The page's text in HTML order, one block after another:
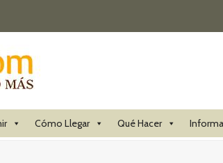
Cómo Llegar Qué Hacer